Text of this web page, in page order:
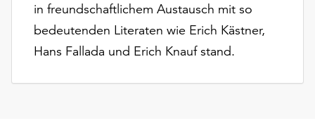
Schaltfläche
„Auswählen“.
Weitere
finden
in freundschaftlichem Austausch mit so
bedeutenden Literaten wie Erich Kästner,
Hans Fallada und Erich Knauf stand.